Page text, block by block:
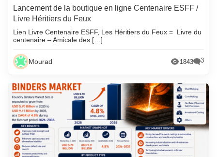
Lancement de la boutique en ligne Centenaire ESFF /
Livre Héritiers du Feux
Lien Livre Centenaire ESFF, Les Héritiers du Feux = Livre du
centenaire – Amicale des […]
Mourad 1843 3